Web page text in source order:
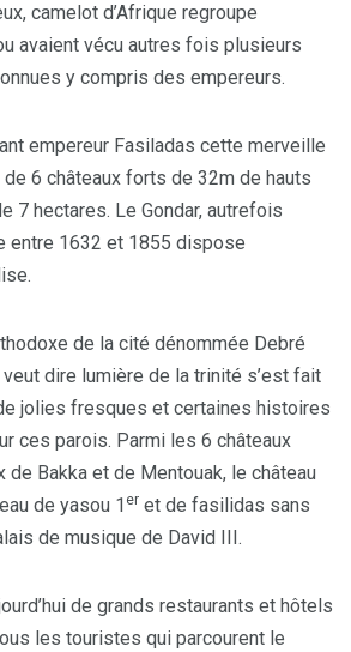
camelot d’Afrique regroupe
avaient vécu autres fois plusieurs
y compris des empereurs.
empereur Fasiladas cette merveille
6 châteaux forts de 32m de hauts
7 hectares. Le Gondar, autrefois
entre 1632 et 1855 dispose
de la cité dénommée Debré
dire lumière de la trinité s’est fait
jolies fresques et certaines histoires
ces parois. Parmi les 6 châteaux
de Bakka et de Mentouak, le château
de yasou 1 er et de fasilidas sans
de musique de David III.
de grands restaurants et hôtels
les touristes qui parcourent le